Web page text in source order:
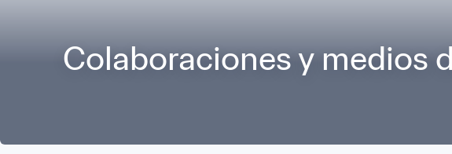
Colaboraciones y medios